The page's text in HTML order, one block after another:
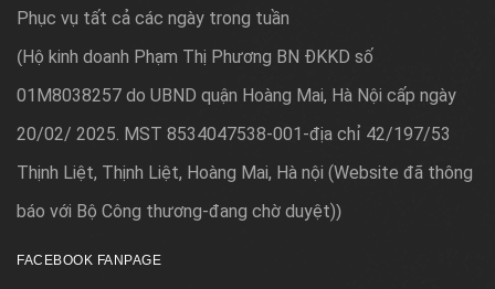
Phục vụ tất cả các ngày trong tuần
(Hộ kinh doanh Phạm Thị Phương BN ĐKKD số
01M8038257 do UBND quận Hoàng Mai, Hà Nội cấp ngày
20/02/ 2025. MST 8534047538-001-địa chỉ 42/197/53
Thịnh Liệt, Thịnh Liệt, Hoàng Mai, Hà nội (Website đã thông
báo với Bộ Công thương-đang chờ duyệt))
FACEBOOK FANPAGE